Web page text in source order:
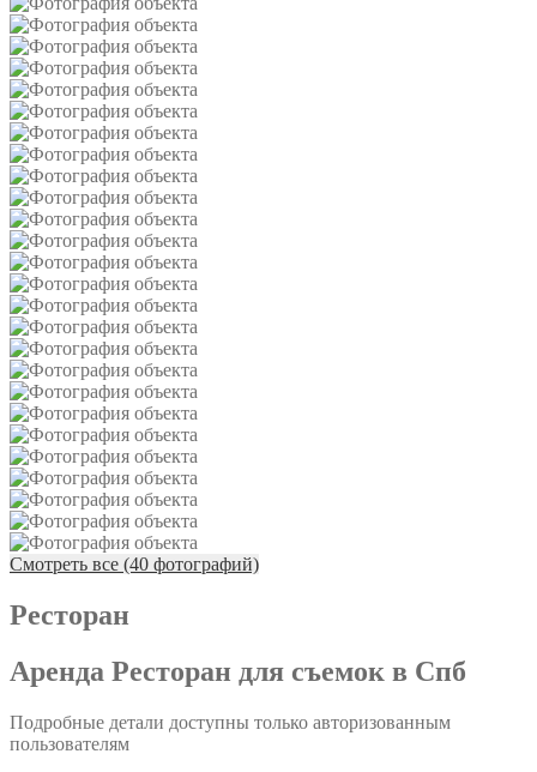
Смотреть все (40 фотографий)
Ресторан
Аренда Ресторан для съемок в Спб
Подробные детали доступны только авторизованным
пользователям